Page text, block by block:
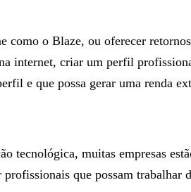
como o Blaze, ou oferecer
internet, criar um perfil
e que possa gerar uma renda
tecnológica, muitas empresas
que possam trabalhar